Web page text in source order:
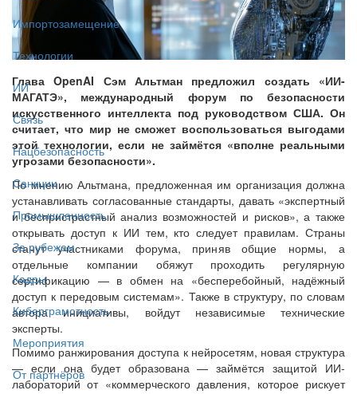
Импортозамещение
Технологии
ИИ
Связь
Нацбезопасность
Санкции
Промышленность
За рубежом
Кадры
Киберграмотность
Мероприятия
От партнёров
Глава OpenAI Сэм Альтман предложил создать «ИИ-
МАГАТЭ», международный форум по безопасности
искусственного интеллекта под руководством США. Он
считает, что мир не сможет воспользоваться выгодами
этой технологии, если не займётся «вполне реальными
угрозами безопасности».
По мнению Альтмана, предложенная им организация должна
устанавливать согласованные стандарты, давать «экспертный
и беспристрастный анализ возможностей и рисков», а также
открывать доступ к ИИ тем, кто следует правилам. Страны
станут участниками форума, приняв общие нормы, а
отдельные компании обяжут проходить регулярную
сертификацию — в обмен на «бесперебойный, надёжный
доступ к передовым системам». Также в структуру, по словам
автора инициативы, войдут независимые технические
эксперты.
Помимо ранжирования доступа к нейросетям, новая структура
— если она будет образована — займётся защитой ИИ-
лабораторий от «коммерческого давления, которое рискует